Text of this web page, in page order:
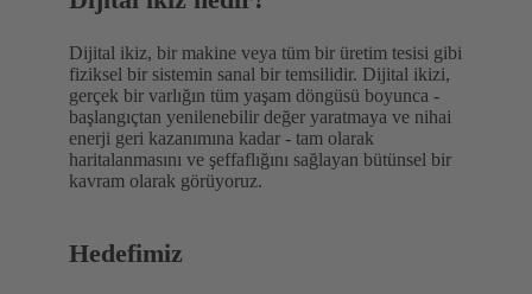
Dijital ikiz, bir makine veya tüm bir üretim tesisi gibi
fiziksel bir sistemin sanal bir temsilidir. Dijital ikizi,
gerçek bir varlığın tüm yaşam döngüsü boyunca -
başlangıçtan yenilenebilir değer yaratmaya ve nihai
enerji geri kazanımına kadar - tam olarak
haritalanmasını ve şeffaflığını sağlayan bütünsel bir
kavram olarak görüyoruz.
Hedefimiz